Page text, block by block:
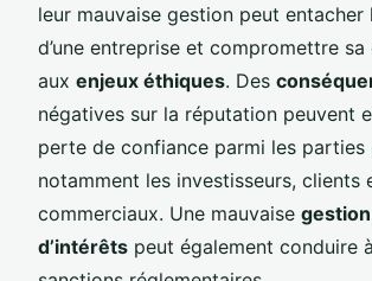
leur mauvaise gestion peut
d’une entreprise et compromettre
aux enjeux éthiques. Des
négatives sur la réputation peuvent
perte de confiance parmi les parties
notamment les investisseurs, clients
commerciaux. Une mauvaise
d’intérêts peut également conduire